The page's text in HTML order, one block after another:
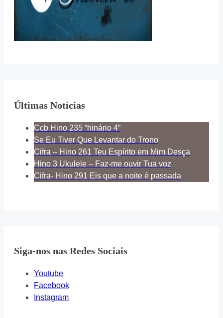
Últimas Notícias
Ccb Hino 235 “hinário 4”
Se Eu Tiver Que Levantar do Trono
Cifra – Hino 261 Teu Espírito em Mim Desça
Hino 3 Ukulele – Faz-me ouvir Tua voz
Cifra- Hino 291 Eis que a noite é passada
Siga-nos nas Redes Sociais
Youtube
Facebook
Instagram